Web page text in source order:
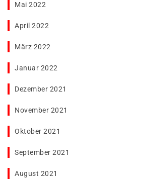
Mai 2022
April 2022
März 2022
Januar 2022
Dezember 2021
November 2021
Oktober 2021
September 2021
August 2021